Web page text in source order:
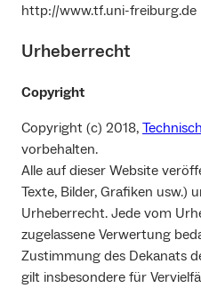
http://www.tf.uni-freiburg.de
Urheberrecht
Copyright
Copyright (c) 2018,
vorbehalten.
Alle auf dieser Website
Texte, Bilder, Grafiken usw.)
Urheberrecht. Jede vom
zugelassene Verwertung
Zustimmung des Dekanats
gilt insbesondere für